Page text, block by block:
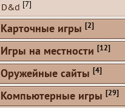
D&d [7]
Карточные игры [2]
Игры на местности [12]
Оружейные сайты [4]
Компьютерные игры [29]